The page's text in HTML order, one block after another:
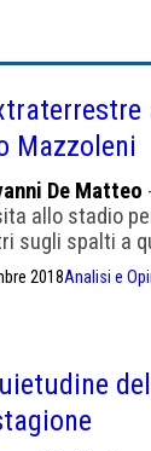
Mazzoleni
De Matteo
allo stadio
sugli spalti a
2018Analisi e